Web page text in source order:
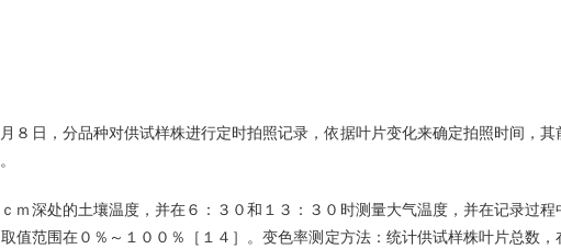
８日，分品种对供试样株进行定时拍照记录，依据叶片变化来确定拍照时间，
ｍ深处的土壤温度，并在６：３０和１３：３０时测量大气温度，并在记录过
值范围在０％～１００％［１４］。变色率测定方法：统计供试样株叶片总数